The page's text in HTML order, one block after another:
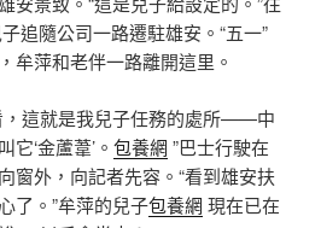
追隨公司一路遷駐雄安。“五一”
牟萍和老伴一路離開這里。
，這就是我兒子任務的處所——中
‘金蘆葦’。 包養網 ”巴士行駛在
窗外，向記者先容。“看到雄安扶
了。”牟萍的兒子包養網 現在已在